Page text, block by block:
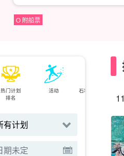
O 附船票
热门计划
排名
活动
石垣岛⇄西表岛